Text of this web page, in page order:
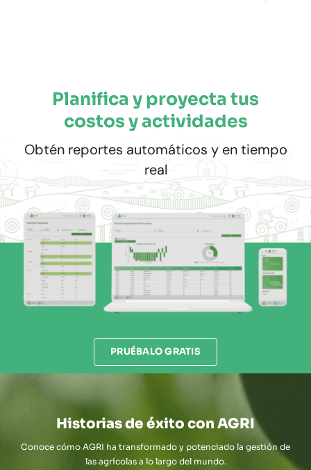
Planifica y proyecta tus
costos y actividades
Obtén reportes automáticos y en tiempo
real
PRUÉBALO GRATIS
Historias de éxito con AGRI
Conoce cómo AGRI ha transformado y potenciado la gestión de
las agrícolas a lo largo del mundo.